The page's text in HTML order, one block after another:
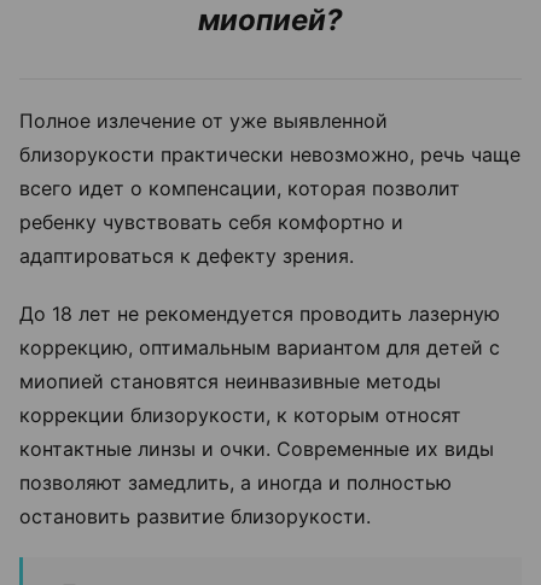
миопией?
Полное излечение от уже выявленной
близорукости практически невозможно, речь чаще
всего идет о компенсации, которая позволит
ребенку чувствовать себя комфортно и
адаптироваться к дефекту зрения.
До 18 лет не рекомендуется проводить лазерную
коррекцию, оптимальным вариантом для детей с
миопией становятся неинвазивные методы
коррекции близорукости, к которым относят
контактные линзы и очки. Современные их виды
позволяют замедлить, а иногда и полностью
остановить развитие близорукости.